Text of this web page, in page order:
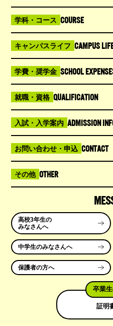
学科・コース COURSE
キャンパスライフ CAMPUS
学費・奨学金 SCHOOL
就職・資格 QUALIFICATION
入試・入学案内 ADMISSION
お問い合わせ・申込 CONTACT
その他 OTHER
高校3年生の
みなさんへ
中学生のみなさんへ
保護者の方へ
卒業
証明